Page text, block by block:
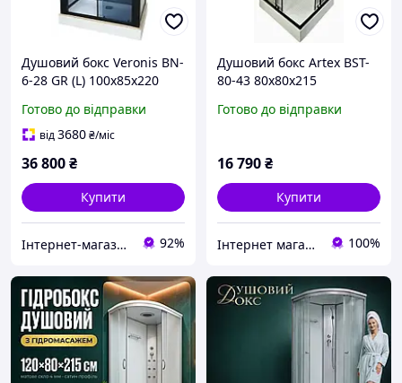
Душовий бокс Veronis BN-
6-28 GR (L) 100х85х220
Готово до відправки
від3680₴/міс
36 800₴
Купити
Інтернет-магазин дверей, сантехніки та меблів «Хутко» 92%
Душовий бокс Artex BST-
80-43 80х80х215
Готово до відправки
16 790₴
Купити
Інтернет магазин дверей та сантехніки KIRI 100%